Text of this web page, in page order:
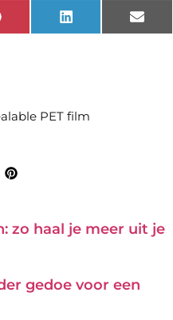
Pinterest LinkedIn
PET film
zo haal je meer uit je
gedoe voor een